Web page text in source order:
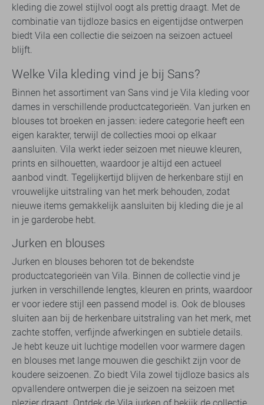
kleding die zowel stijlvol oogt als prettig draagt. Met de
combinatie van tijdloze basics en eigentijdse ontwerpen
biedt Vila een collectie die seizoen na seizoen actueel
blijft.
Welke Vila kleding vind je bij Sans?
Binnen het assortiment van Sans vind je Vila kleding voor
dames in verschillende productcategorieën. Van jurken en
blouses tot broeken en jassen: iedere categorie heeft een
eigen karakter, terwijl de collecties mooi op elkaar
aansluiten. Vila werkt ieder seizoen met nieuwe kleuren,
prints en silhouetten, waardoor je altijd een actueel
aanbod vindt. Tegelijkertijd blijven de herkenbare stijl en
vrouwelijke uitstraling van het merk behouden, zodat
nieuwe items gemakkelijk aansluiten bij kleding die je al
in je garderobe hebt.
Jurken en blouses
Jurken en blouses behoren tot de bekendste
productcategorieën van Vila. Binnen de collectie vind je
jurken in verschillende lengtes, kleuren en prints, waardoor
er voor iedere stijl een passend model is. Ook de blouses
sluiten aan bij de herkenbare uitstraling van het merk, met
zachte stoffen, verfijnde afwerkingen en subtiele details.
Je hebt keuze uit luchtige modellen voor warmere dagen
en blouses met lange mouwen die geschikt zijn voor de
koudere seizoenen. Zo biedt Vila zowel tijdloze basics als
opvallendere ontwerpen die je seizoen na seizoen met